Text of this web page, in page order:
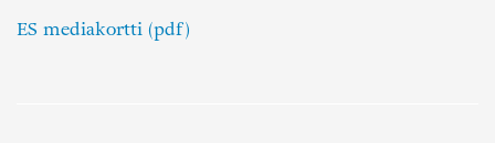
ES mediakortti (pdf)